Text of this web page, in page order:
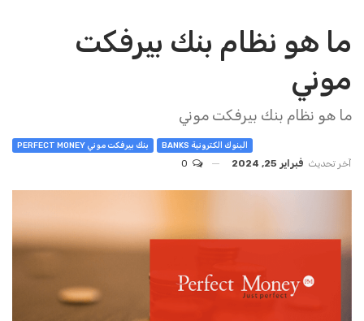
ما هو نظام بنك بيرفكت
موني
ما هو نظام بنك بيرفكت موني
البنوك الكترونية BANKS بنك بيرفكت موني PERFECT MONEY
آخر تحديث فبراير 25, 2024